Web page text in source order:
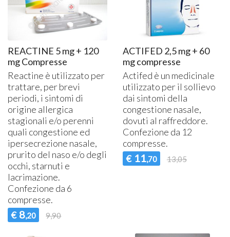
REACTINE 5 mg + 120
mg Compresse
Reactine è utilizzato per
trattare, per brevi
periodi, i sintomi di
origine allergica
stagionali e/o perenni
quali congestione ed
ipersecrezione nasale,
prurito del naso e/o degli
occhi, starnuti e
lacrimazione.
Confezione da 6
compresse.
€ 8,20 9,90
ACTIFED 2,5 mg + 60
mg compresse
Actifed è un medicinale
utilizzato per il sollievo
dai sintomi della
congestione nasale,
dovuti al raffreddore.
Confezione da 12
compresse.
€ 11,70 13,05